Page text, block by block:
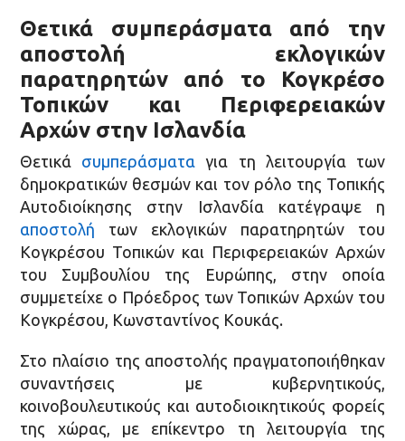
Θετικά συμπεράσματα από την
αποστολή εκλογικών
παρατηρητών από το Κογκρέσο
Τοπικών και Περιφερειακών
Αρχών στην Ισλανδία
Θετικά συμπεράσματα για τη λειτουργία των
δημοκρατικών θεσμών και τον ρόλο της Τοπικής
Αυτοδιοίκησης στην Ισλανδία κατέγραψε η
αποστολή των εκλογικών παρατηρητών του
Κογκρέσου Τοπικών και Περιφερειακών Αρχών
του Συμβουλίου της Ευρώπης, στην οποία
συμμετείχε ο Πρόεδρος των Τοπικών Αρχών του
Κογκρέσου, Κωνσταντίνος Κουκάς.
Στο πλαίσιο της αποστολής πραγματοποιήθηκαν
συναντήσεις με κυβερνητικούς,
κοινοβουλευτικούς και αυτοδιοικητικούς φορείς
της χώρας, με επίκεντρο τη λειτουργία της